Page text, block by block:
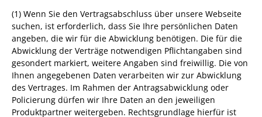
(1) Wenn Sie den Vertragsabschluss über unsere Webseite
suchen, ist erforderlich, dass Sie Ihre persönlichen Daten
angeben, die wir für die Abwicklung benötigen. Die für die
Abwicklung der Verträge notwendigen Pflichtangaben sind
gesondert markiert, weitere Angaben sind freiwillig. Die von
Ihnen angegebenen Daten verarbeiten wir zur Abwicklung
des Vertrages. Im Rahmen der Antragsabwicklung oder
Policierung dürfen wir Ihre Daten an den jeweiligen
Produktpartner weitergeben. Rechtsgrundlage hierfür ist